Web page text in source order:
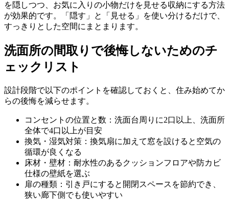
を隠しつつ、お気に入りの小物だけを見せる収納にする方法
が効果的です。「隠す」と「見せる」を使い分けるだけで、
すっきりとした空間にまとまります。
洗面所の間取りで後悔しないためのチ
ェックリスト
設計段階で以下のポイントを確認しておくと、住み始めてか
らの後悔を減らせます。
コンセントの位置と数：洗面台周りに2口以上、洗面所
全体で4口以上が目安
換気・湿気対策：換気扇に加えて窓を設けると空気の
循環が良くなる
床材・壁材：耐水性のあるクッションフロアや防カビ
仕様の壁紙を選ぶ
扉の種類：引き戸にすると開閉スペースを節約でき、
狭い廊下側でも使いやすい